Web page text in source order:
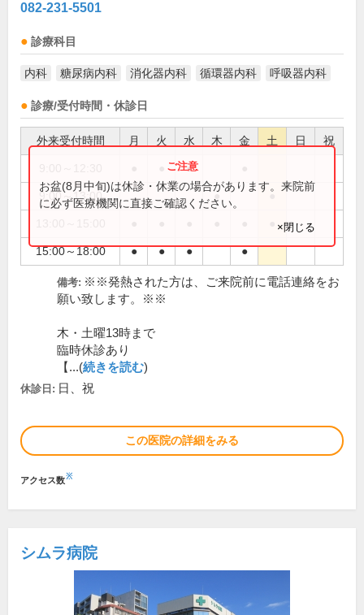
082-231-5501
診療科目
内科 糖尿病内科 消化器内科 循環器内科 呼吸器内科
診療/受付時間・休診日
外来受付時間 月 火 水 木 金 土 日 祝
●
9:00～13:00 ● ●
15:00～18:00 ● ● ● ●
お盆(8月中旬)は休診・休業の場合があります。来院前
に必ず医療機関に直接ご確認ください。
×閉じる
備考: ※※発熱された方は、ご来院前に電話連絡をお
願い致します。※※
木・土曜13時まで
臨時休診あり
【...(続きを読む)
休診日: 日、祝
この医院の詳細をみる
アクセス数※
シムラ病院